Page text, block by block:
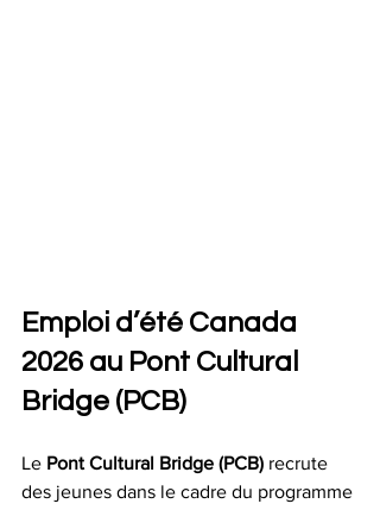
Emploi d’été Canada
2026 au Pont Cultural
Bridge (PCB)
Le Pont Cultural Bridge (PCB) recrute
des jeunes dans le cadre du programme